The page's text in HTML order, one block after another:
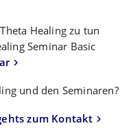
Healing zu tun
Seminar Basic
und den Seminaren?
zum Kontakt